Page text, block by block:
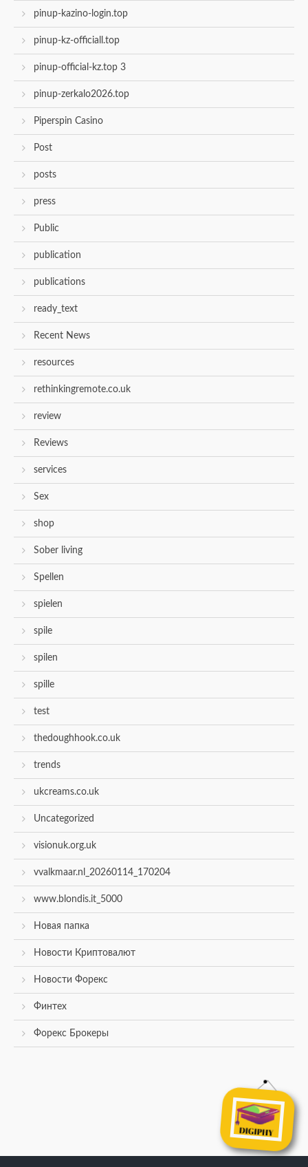
pinup-kazino-login.top
pinup-kz-officiall.top
pinup-official-kz.top 3
pinup-zerkalo2026.top
Piperspin Casino
Post
posts
press
Public
publication
publications
ready_text
Recent News
resources
rethinkingremote.co.uk
review
Reviews
services
Sex
shop
Sober living
Spellen
spielen
spile
spilen
spille
test
thedoughhook.co.uk
trends
ukcreams.co.uk
Uncategorized
visionuk.org.uk
vvalkmaar.nl_20260114_170204
www.blondis.it_5000
Новая папка
Новости Криптовалют
Новости Форекс
Финтех
Форекс Брокеры